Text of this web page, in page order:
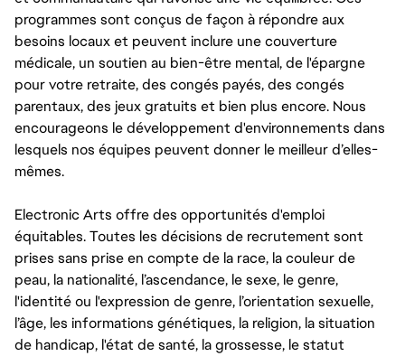
programmes sont conçus de façon à répondre aux
besoins locaux et peuvent inclure une couverture
médicale, un soutien au bien-être mental, de l'épargne
pour votre retraite, des congés payés, des congés
parentaux, des jeux gratuits et bien plus encore. Nous
encourageons le développement d'environnements dans
lesquels nos équipes peuvent donner le meilleur d’elles-
mêmes.
Electronic Arts offre des opportunités d'emploi
équitables. Toutes les décisions de recrutement sont
prises sans prise en compte de la race, la couleur de
peau, la nationalité, l’ascendance, le sexe, le genre,
l'identité ou l'expression de genre, l’orientation sexuelle,
l’âge, les informations génétiques, la religion, la situation
de handicap, l'état de santé, la grossesse, le statut